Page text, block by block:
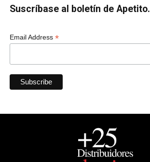
Suscríbase al boletín de Apetito.
Email Address *